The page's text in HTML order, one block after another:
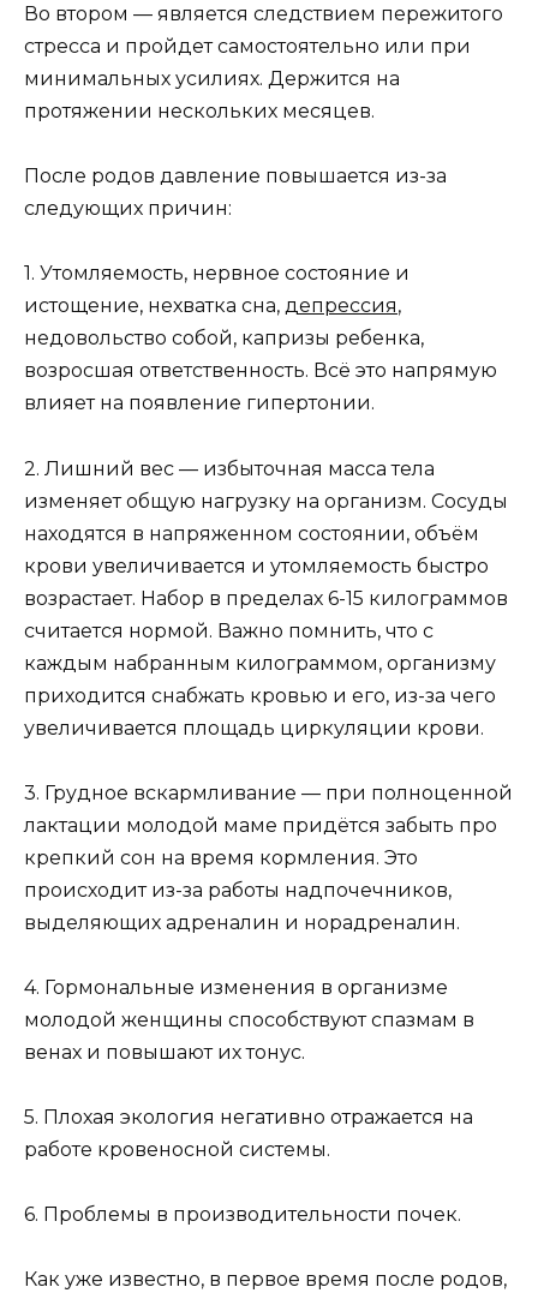
Во втором — является следствием пережитого
стресса и пройдет самостоятельно или при
минимальных усилиях. Держится на
протяжении нескольких месяцев.
После родов давление повышается из-за
следующих причин:
1. Утомляемость, нервное состояние и
истощение, нехватка сна, депрессия,
недовольство собой, капризы ребенка,
возросшая ответственность. Всё это напрямую
влияет на появление гипертонии.
2. Лишний вес — избыточная масса тела
изменяет общую нагрузку на организм. Сосуды
находятся в напряженном состоянии, объём
крови увеличивается и утомляемость быстро
возрастает. Набор в пределах 6-15 килограммов
считается нормой. Важно помнить, что с
каждым набранным килограммом, организму
приходится снабжать кровью и его, из-за чего
увеличивается площадь циркуляции крови.
3. Грудное вскармливание — при полноценной
лактации молодой маме придётся забыть про
крепкий сон на время кормления. Это
происходит из-за работы надпочечников,
выделяющих адреналин и норадреналин.
4. Гормональные изменения в организме
молодой женщины способствуют спазмам в
венах и повышают их тонус.
5. Плохая экология негативно отражается на
работе кровеносной системы.
6. Проблемы в производительности почек.
Как уже известно, в первое время после родов,